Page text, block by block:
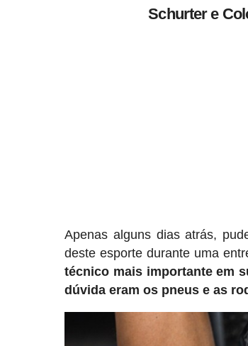
Schurter e
Apenas alguns dias atrás,
deste esporte durante uma
técnico mais importante em
dúvida eram os pneus e as